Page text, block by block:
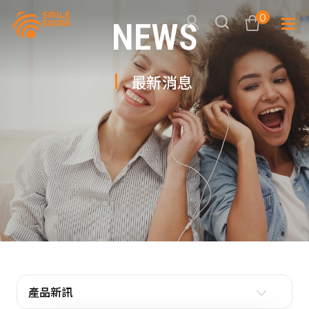
0
查看購物車
商品分類查詢
請選擇商品分類
請選擇分類
品牌分
多媒體
家用音
周邊系
活動專
NEWS
最新消息
產品新訊